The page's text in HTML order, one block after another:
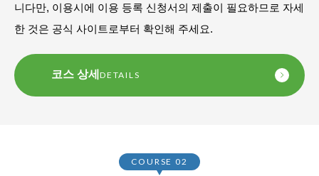
니다만, 이용시에 이용 등록 신청서의 제출이 필요하므로 자세
한 것은 공식 사이트로부터 확인해 주세요.
코스 상세 DETAILS
COURSE 02